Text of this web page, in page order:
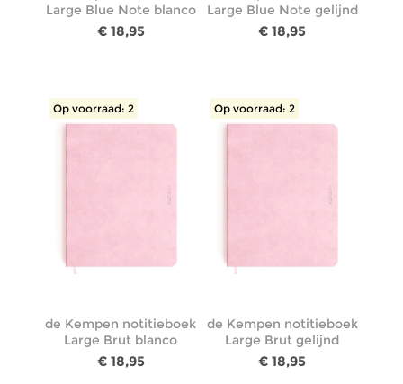
Large Blue Note blanco
€ 18,95
Large Blue Note gelijnd
€ 18,95
Op voorraad: 2
de Kempen notitieboek
Large Brut blanco
€ 18,95
Op voorraad: 2
de Kempen notitieboek
Large Brut gelijnd
€ 18,95